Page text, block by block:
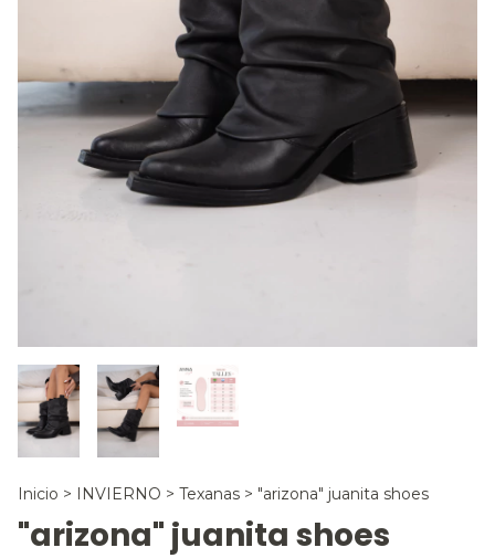
Inicio > INVIERNO > Texanas > "arizona" juanita shoes
"arizona" juanita shoes